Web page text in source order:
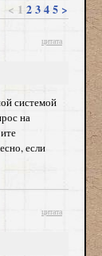
< 1 2345 >
цитата
системой
на
если
цитата